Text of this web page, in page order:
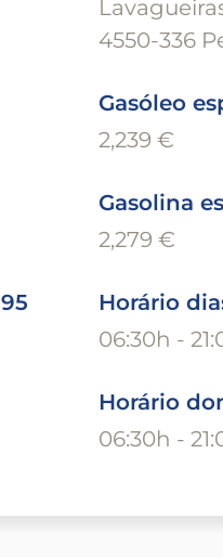
4550-336
Gasóleo
2,239 €
Gasolina
2,279 €
Horário
06:30h -
Horário
06:30h -